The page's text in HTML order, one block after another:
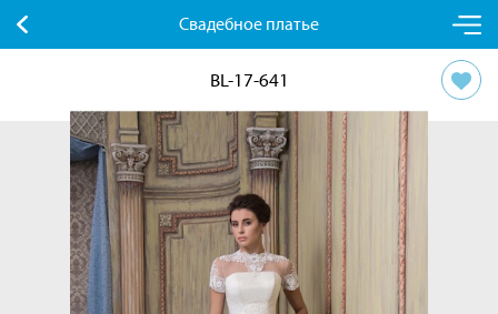
Свадебное платье
BL-17-641